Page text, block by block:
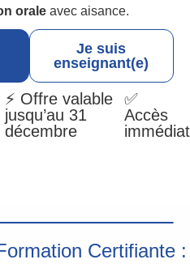
orale avec aisance.
Je suis
enseignant(e)
⚡ Offre valable
jusqu’au 31
décembre
✅
Accès
immédiat
Certifiante :